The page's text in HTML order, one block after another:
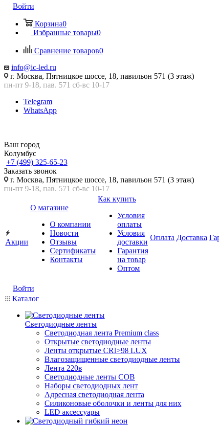
Войти
Корзина0
Избранные товары0
Сравнение товаров0
info@ic-led.ru
г. Москва, Пятницкое шоссе, 18, павильон 571 (3 этаж)
пн-пт 9-18, пав. 571 сб-вс 10-17
Telegram
WhatsApp
Ваш город
Колумбус
+7 (499) 325-65-23
Заказать звонок
г. Москва, Пятницкое шоссе, 18, павильон 571 (3 этаж)
пн-пт 9-18, пав. 571 сб-вс 10-17
Акции
О магазине
О компании
Новости
Отзывы
Сертификаты
Контакты
Как купить
Условия
оплаты
Условия
доставки
Гарантия
на товар
Оптом
Оплата Доставка
Войти
Каталог
Светодиодные ленты
Светодиодная лента Premium class
Открытые светодиодные ленты
Ленты открытые CRI>98 LUX
Влагозащищенные светодиодные ленты
Лента 220в
Светодиодные ленты COB
Наборы светодиодных лент
Адресная светодиодная лента
Силиконовые оболочки и ленты для них
LED аксессуары